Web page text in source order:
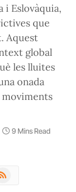
i Eslovàquia,
que
Aquest
global
les lluites
onada
9 Mins Read